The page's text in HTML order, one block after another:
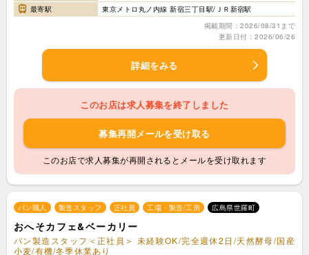
最寄駅
東京メトロ丸ノ内線 新宿三丁目駅/ＪＲ新宿駅
掲載期間：2026/08/31まで
更新日付：2026/06/26
詳細をみる
このお店は求人募集を終了しました
募集再開メールを受け取る
このお店で求人募集が再開されるとメールを受け取れます
パン職人 製造スタッフ 正社員 工場・製造/工房 広島県世羅町
おへそカフェ&ベーカリー
パン製造スタッフ＜正社員＞ 未経験OK/完全週休2日/天然酵母/国産
小麦/有機/冬季休業あり